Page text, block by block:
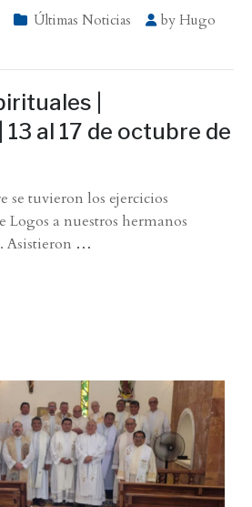
Últimas Noticias by Hugo
|
al 17 de octubre de
se tuvieron los ejercicios
Logos a nuestros hermanos
Asistieron …